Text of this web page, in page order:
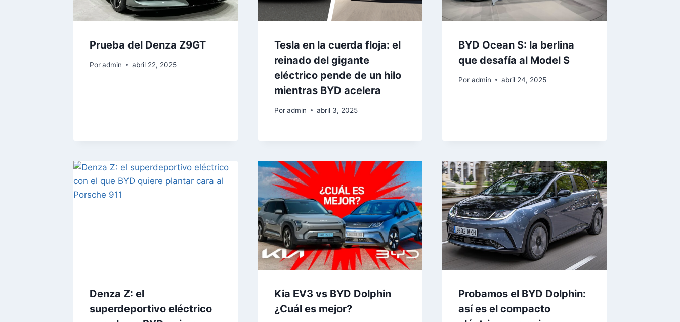
Prueba del Denza Z9GT
Poradmin abril 22, 2025
Tesla en la cuerda floja: el
reinado del gigante
eléctrico pende de un hilo
mientras BYD acelera
Por admin abril 3, 2025
BYD Ocean S: la berlina
que desafía al Model S
Por admin abril 24, 2025
Denza Z: el
superdeportivo eléctrico
Kia EV3 vs BYD Dolphin
¿Cuál es mejor?
Probamos el BYD Dolphin:
así es el compacto